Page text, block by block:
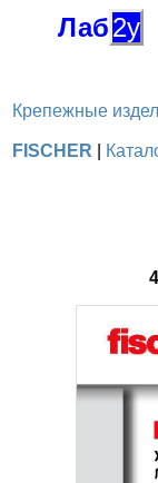
Лаб2у
Крепежные
FISCHER